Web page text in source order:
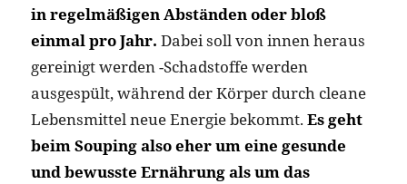
in regelmäßigen Abständen oder bloß
einmal pro Jahr. Dabei soll von innen heraus
gereinigt werden -Schadstoffe werden
ausgespült, während der Körper durch cleane
Lebensmittel neue Energie bekommt. Es geht
beim Souping also eher um eine gesunde
und bewusste Ernährung als um das